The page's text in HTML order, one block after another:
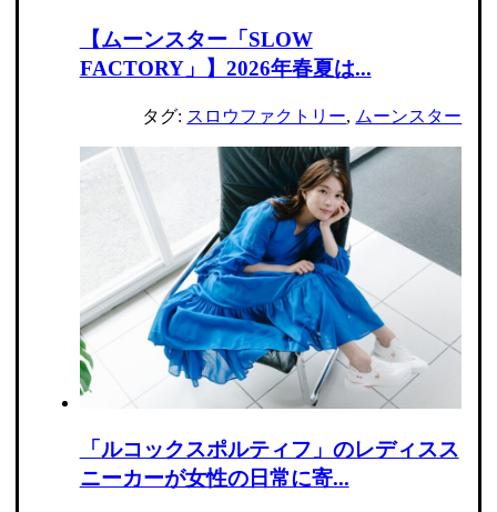
【ムーンスター「SLOW
FACTORY」】2026年春夏は...
タグ: スロウファクトリー, ムーンスター
「ルコックスポルティフ」のレディスス
ニーカーが女性の日常に寄...